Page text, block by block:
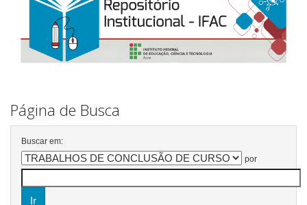
Página de Busca
Buscar em:
por